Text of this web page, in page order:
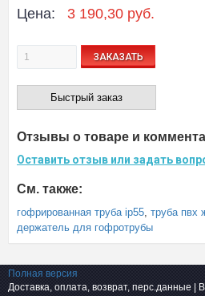
Цена: 3 190,30 руб.
ЗАКАЗАТЬ
Быстрый заказ
Отзывы о товаре и
Оставить отзыв или задать
См. также:
гофрированная труба ip55, труба пвх
держатель для гофротрубы
Полная версия
Доставка, оплата, возврат, перс.данные |